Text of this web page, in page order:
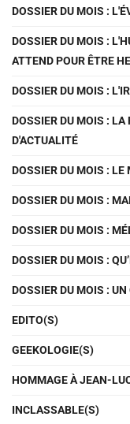
DOSSIER DU MOIS :
DOSSIER DU MOIS :
ATTEND POUR ÊTRE
DOSSIER DU MOIS :
DOSSIER DU MOIS : LA
D'ACTUALITÉ
DOSSIER DU MOIS : LE
DOSSIER DU MOIS :
DOSSIER DU MOIS :
DOSSIER DU MOIS :
DOSSIER DU MOIS :
EDITO(S)
GEEKOLOGIE(S)
HOMMAGE À JEAN-
INCLASSABLE(S)